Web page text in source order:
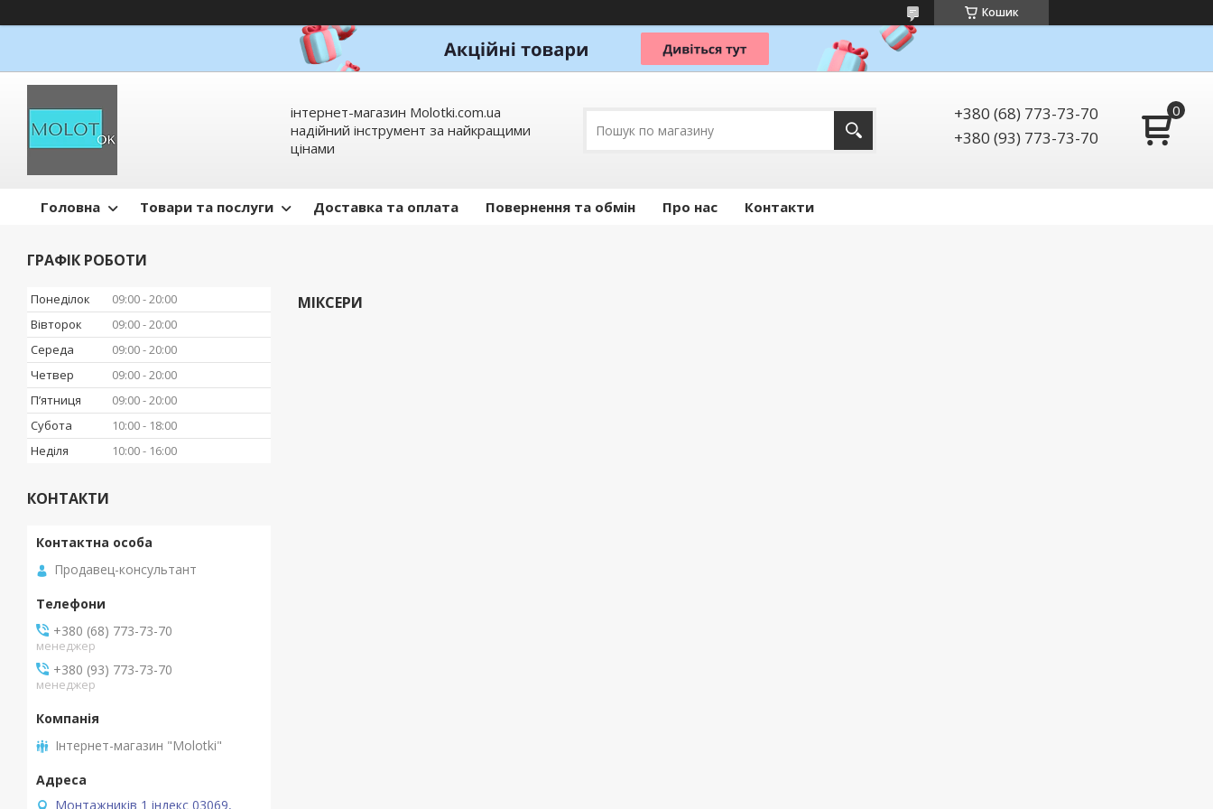
Кошик
інтернет-магазин Molotki.com.ua
надійний інструмент за найкращими
цінами
+380 (68) 773-73-70
+380 (93) 773-73-70
Головна Товари та послуги Доставка та оплата Повернення та обмін Про нас Контакти
МІКСЕРИ
ГРАФІК РОБОТИ
Понеділок 09:00 20:00
Вівторок
09:00 20:00
Середа
09:00 20:00
Четвер
09:00 20:00
Пʼятниця
09:00 20:00
Субота
10:00
18:00
Неділя
10:00 16:00
КОНТАКТИ
Продавец-консультант
+380 (68) 773-73-70
менеджер
+380 (93) 773-73-70
менеджер
Інтернет-магазин "Molotki"
Монтажників 1 індекс 03069,